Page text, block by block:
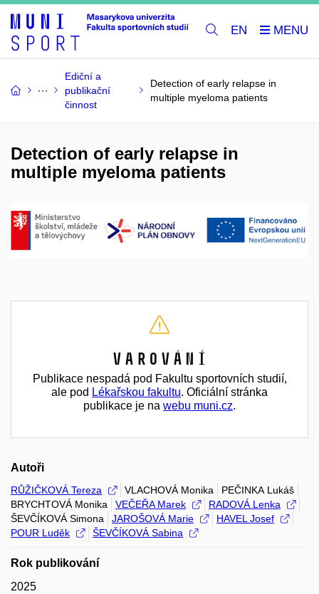
EN
Ediční a
publikační
činnost
Detection of early relapse in
multiple myeloma patients
Detection of early relapse in
multiple myeloma patients
Varování
Publikace nespadá pod Fakultu sportovních studií,
ale pod Lékařskou fakultu. Oficiální stránka
publikace je na webu muni.cz.
Autoři
RŮŽIČKOVÁ Tereza VLACHOVÁ Monika
PEČINKA Lukáš
BRYCHTOVÁ Monika
VEČEŘA Marek
RADOVÁ Lenka
ŠEVČÍKOVÁ Simona
JAROŠOVÁ Marie
HAVEL Josef
POUR Luděk
ŠEVČÍKOVÁ Sabina
Rok publikování
2025